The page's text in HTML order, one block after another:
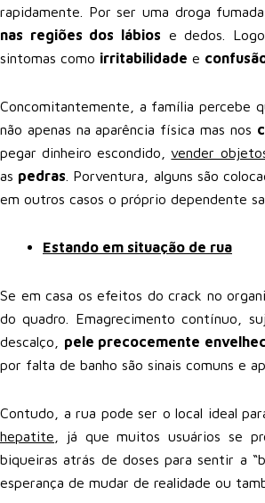
rapidamente. Por ser uma droga
nas regiões dos lábios e dedos.
sintomas como irritabilidade e
Concomitantemente, a família percebe
não apenas na aparência física mas nos
pegar dinheiro escondido,vender
as pedras . Porventura, alguns são
em outros casos o próprio dependente
Estando em situação de rua
Se em casa os efeitos do crack no
do quadro. Emagrecimento contínuo,
descalço, pele precocemente
por falta de banho são sinais comuns e
Contudo, a rua pode ser o local ideal
hepatite , já que muitos usuários se
biqueiras atrás de doses para sentir a
esperança de mudar de realidade ou